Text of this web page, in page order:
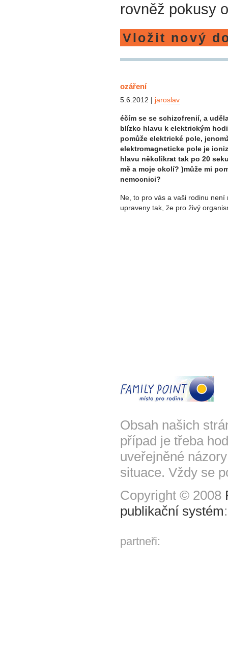
rovněž pokusy
Vložit nový
ozáření
5.6.2012 | jaroslav
éčím se se schizofrenií, a
blízko hlavu k elektrickým
pomůže elektrické pole,
elektromagneticke pole je
hlavu několikrat tak po 20
mě a moje okolí? )může mi
nemocnici?
Ne, to pro vás a vaši rodinu
upraveny tak, že pro živý
Obsah našich
případ je třeba
uveřejněné
situace. Vždy se
Copyright © 2008
publikační systém
partneři: